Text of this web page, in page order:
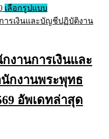
Price
range:
฿395.00
เลือกรูปแบบThis
product
has
The
options
be
chosen
on
the
งานการเงินและ
กงานพระพุทธ
อัพเดทล่าสุด